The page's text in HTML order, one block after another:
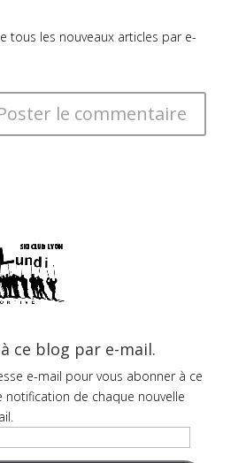
tous les nouveaux articles par e-
ce blog par e-mail.
e-mail pour vous abonner à ce
notification de chaque nouvelle